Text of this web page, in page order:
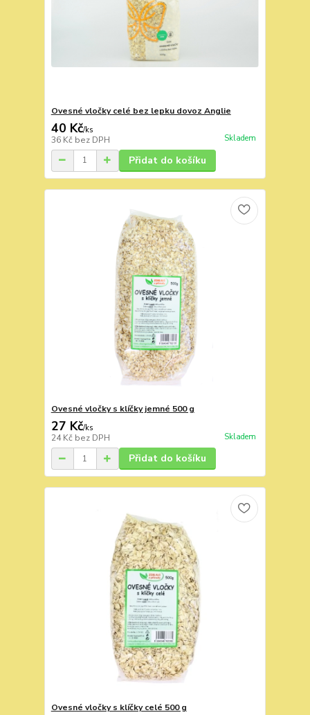
Ovesné vločky celé bez lepku dovoz Anglie
40 Kč/ks
36 Kč bez DPH Skladem
Přidat do košíku
Ovesné vločky s klíčky jemné 500 g
27 Kč/ks
24 Kč bez DPH Skladem
Přidat do košíku
Ovesné vločky s klíčky celé 500 g